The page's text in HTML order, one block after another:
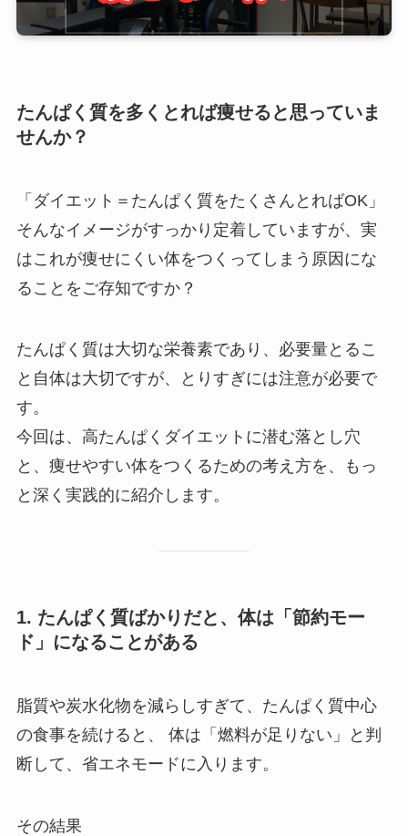
たんぱく質を多くとれば痩せると思っていま
せんか？
「ダイエット＝たんぱく質をたくさんとればOK」
そんなイメージがすっかり定着していますが、実
はこれが痩せにくい体をつくってしまう原因にな
ることをご存知ですか？
たんぱく質は大切な栄養素であり、必要量とるこ
と自体は大切ですが、とりすぎには注意が必要で
す。
今回は、高たんぱくダイエットに潜む落とし穴
と、痩せやすい体をつくるための考え方を、もっ
と深く実践的に紹介します。
1. たんぱく質ばかりだと、体は「節約モー
ド」になることがある
脂質や炭水化物を減らしすぎて、たんぱく質中心
の食事を続けると、 体は「燃料が足りない」と判
断して、省エネモードに入ります。
その結果